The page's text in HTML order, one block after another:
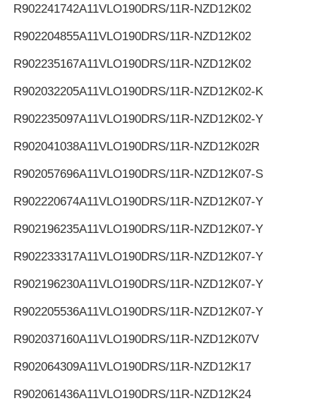
R902241742A11VLO190DRS/11R-NZD12K02
R902204855A11VLO190DRS/11R-NZD12K02
R902235167A11VLO190DRS/11R-NZD12K02
R902032205A11VLO190DRS/11R-NZD12K02-K
R902235097A11VLO190DRS/11R-NZD12K02-Y
R902041038A11VLO190DRS/11R-NZD12K02R
R902057696A11VLO190DRS/11R-NZD12K07-S
R902220674A11VLO190DRS/11R-NZD12K07-Y
R902196235A11VLO190DRS/11R-NZD12K07-Y
R902233317A11VLO190DRS/11R-NZD12K07-Y
R902196230A11VLO190DRS/11R-NZD12K07-Y
R902205536A11VLO190DRS/11R-NZD12K07-Y
R902037160A11VLO190DRS/11R-NZD12K07V
R902064309A11VLO190DRS/11R-NZD12K17
R902061436A11VLO190DRS/11R-NZD12K24